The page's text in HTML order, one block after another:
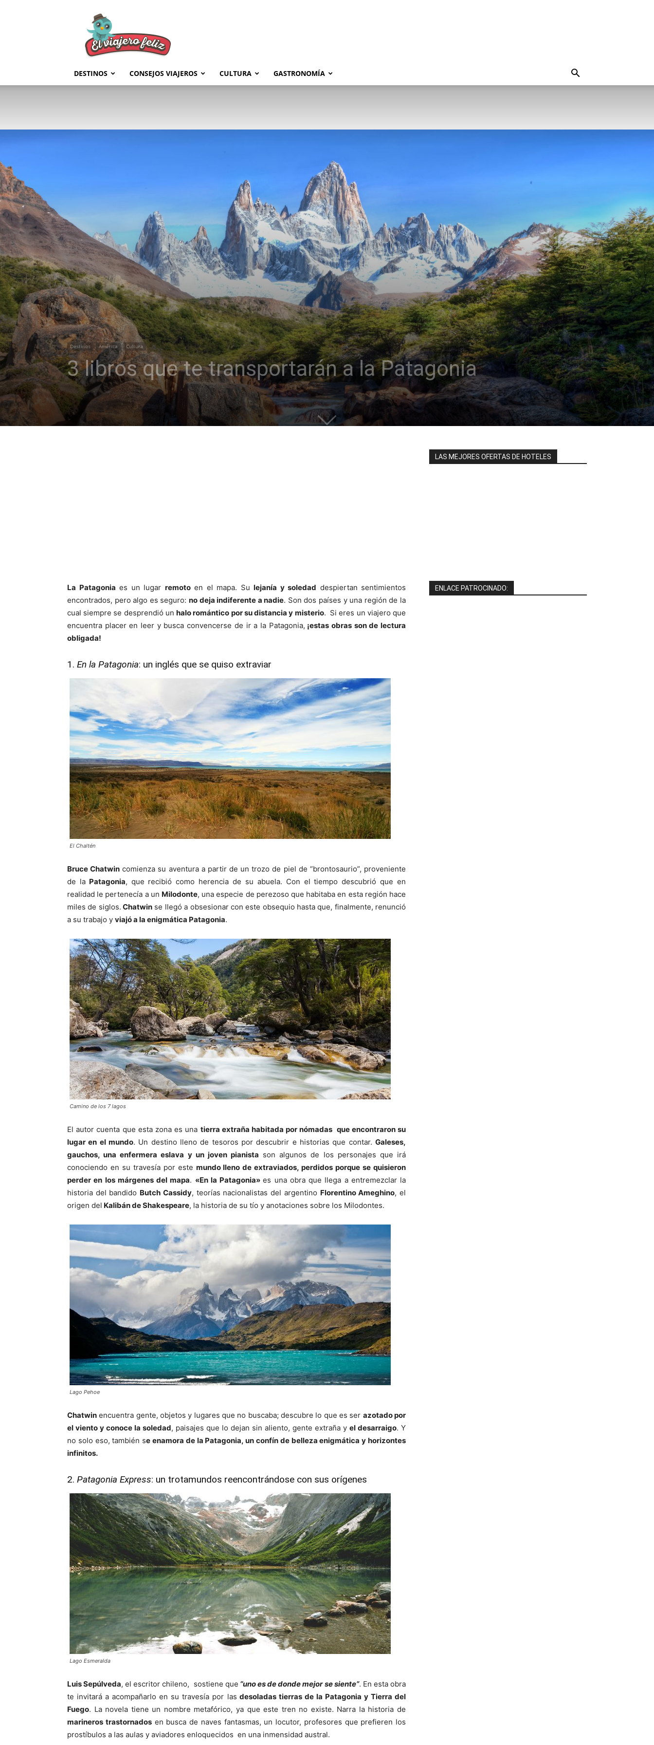
Feliz
DESTINOS CONSEJOS VIAJEROS CULTURA GASTRONOMÍA
Destinos América Cultura
3 libros que te transportarán a la Patagonia
La Patagonia es un lugar remotoen el mapa. Su lejanía y soledad despiertan sentimientos
encontrados, pero algo es seguro: no deja indiferente a nadie. Son dos países y una región de la
cual siempre se desprendió unhalo romántico por su distancia y misterio. Si eres un viajero que
encuentra placer en leer y busca convencerse de ir a la Patagonia, ¡estas obras son de lectura
obligada!
1. En la Patagonia: un inglés que se quiso extraviar
El Chaltén
Bruce Chatwin comienza su aventura a partir de un trozo de piel de “brontosaurio”, proveniente
de laPatagonia, que recibió como herencia de su abuela. Con el tiempo descubrió que en
realidad le pertenecía a un Milodonte, una especie de perezoso que habitaba en esta región hace
miles de siglos. Chatwin se llegó a obsesionar con este obsequio hasta que, finalmente, renunció
a su trabajo y viajó a la enigmática Patagonia.
Camino de los 7 lagos
El autor cuenta que esta zona es una tierra extraña habitada por nómadas que encontraron su
lugar en el mundo. Un destino lleno de tesoros por descubrir e historias que contar. Galeses,
gauchos, una enfermera eslava y un joven pianista son algunos de los personajes que irá
conociendo en su travesía por este mundo lleno de extraviados, perdidos porque se quisieron
perder en los márgenes del mapa. «En la Patagonia»es una obra que llega a entremezclar la
historia del bandido Butch Cassidy, teorías nacionalistas del argentino Florentino Ameghino, el
origen del Kalibán de Shakespeare, la historia de su tío y anotaciones sobre los Milodontes.
Lago Pehoe
Chatwin encuentra gente, objetos y lugares que no buscaba; descubre lo que es ser azotado por
el viento y conoce la soledad, paisajes que lo dejan sin aliento, gente extraña y el desarraigo. Y
no solo eso, también se enamora de la Patagonia, un confín de belleza enigmática y horizontes
infinitos.
2. Patagonia Express: un trotamundos reencontrándose con sus orígenes
Lago Esmeralda
Luis Sepúlveda, el escritor chileno, sostiene que “uno es de donde mejor se siente”. En esta obra
te invitará a acompañarlo en su travesía por las desoladas tierras de la Patagonia y Tierra del
Fuego. La novela tiene un nombre metafórico, ya que este tren no existe. Narra la historia de
marineros trastornadosen busca de naves fantasmas, un locutor, profesores que prefieren los
prostíbulos a las aulas y aviadores enloquecidos en una inmensidad austral.
LAS MEJORES OFERTAS DE HOTELES
ENLACE PATROCINADO: